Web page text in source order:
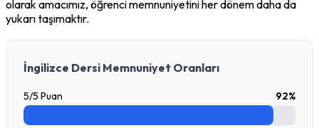
olarak amacımız, öğrenci memnuniyetini her dönem daha da
yukarı taşımaktır.
İngilizce Dersi Memnuniyet Oranları
5/5 Puan 92%